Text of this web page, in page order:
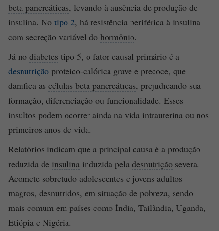
beta pancreáticas, levando à ausência de produção de
insulina. No tipo 2, há resistência periférica à insulina
com secreção variável do hormônio.
Já no diabetes tipo 5, o fator causal primário é a
desnutrição proteico-calórica grave e precoce, que
danifica as células beta pancreáticas, prejudicando sua
formação, diferenciação ou funcionalidade. Esses
insultos podem ocorrer ainda na vida intrauterina ou nos
primeiros anos de vida.
Relatórios indicam que a principal causa é a produção
reduzida de insulina induzida pela desnutrição severa.
Acomete sobretudo adolescentes e jovens adultos
magros, desnutridos, em situação de pobreza, sendo
mais comum em países como Índia, Tailândia, Uganda,
Etiópia e Nigéria.